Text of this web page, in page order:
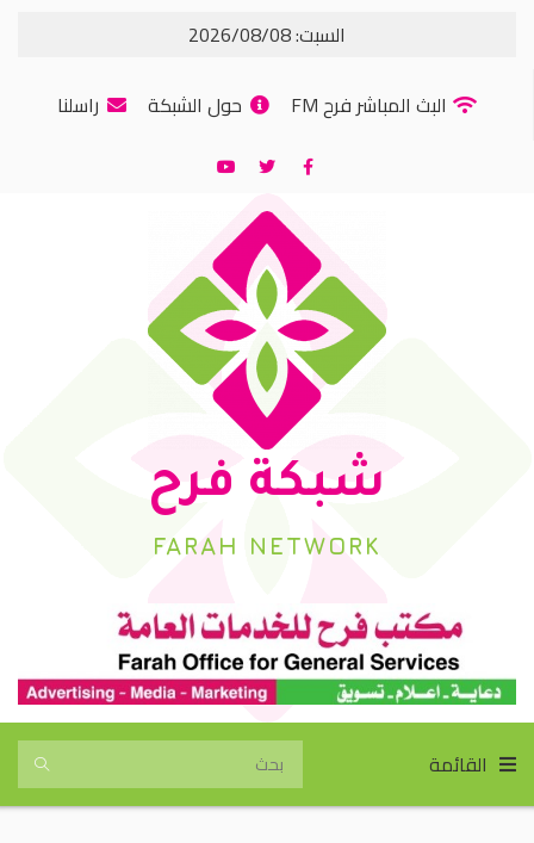
السبت: 2026/08/08
البث المباشر فرح FM
حول الشبكة راسلنا
شبكة فرح
FARAH NETWORK
القائمة